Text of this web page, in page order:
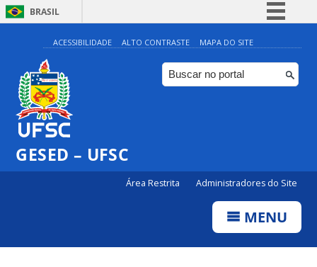
BRASIL
Simplifique!
Comunica BR
Participe
ACESSIBILIDADE ALTO CONTRASTE MAPA DO SITE
GESED – UFSC
Área Restrita Administradores do Site
MENU